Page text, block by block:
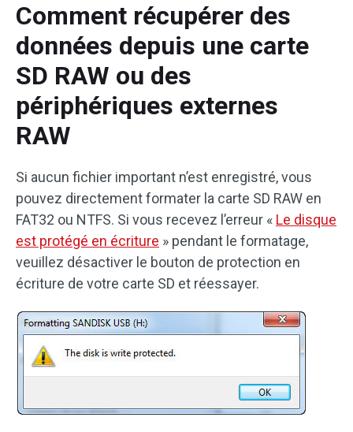
Comment récupérer des
données depuis une carte
SD RAW ou des
périphériques externes
RAW
Si aucun fichier important n’est enregistré, vous
pouvez directement formater la carte SD RAW en
FAT32 ou NTFS. Si vous recevez l’erreur « Le disque
est protégé en écriture » pendant le formatage,
veuillez désactiver le bouton de protection en
écriture de votre carte SD et réessayer.